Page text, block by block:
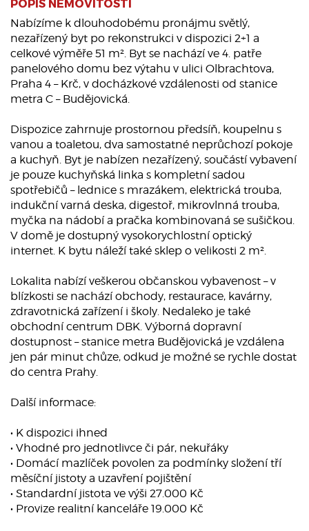
POPIS NEMOVITOSTI
Nabízíme k dlouhodobému pronájmu světlý,
nezařízený byt po rekonstrukci v dispozici 2+1 a
celkové výměře 51 m². Byt se nachází ve 4. patře
panelového domu bez výtahu v ulici Olbrachtova,
Praha 4 – Krč, v docházkové vzdálenosti od stanice
metra C – Budějovická.
Dispozice zahrnuje prostornou předsíň, koupelnu s
vanou a toaletou, dva samostatné neprůchozí pokoje
a kuchyň. Byt je nabízen nezařízený, součástí vybavení
je pouze kuchyňská linka s kompletní sadou
spotřebičů – lednice s mrazákem, elektrická trouba,
indukční varná deska, digestoř, mikrovlnná trouba,
myčka na nádobí a pračka kombinovaná se sušičkou.
V domě je dostupný vysokorychlostní optický
internet. K bytu náleží také sklep o velikosti 2 m².
Lokalita nabízí veškerou občanskou vybavenost – v
blízkosti se nachází obchody, restaurace, kavárny,
zdravotnická zařízení i školy. Nedaleko je také
obchodní centrum DBK. Výborná dopravní
dostupnost – stanice metra Budějovická je vzdálena
jen pár minut chůze, odkud je možné se rychle dostat
do centra Prahy.
Další informace:
• K dispozici ihned
• Vhodné pro jednotlivce či pár, nekuřáky
• Domácí mazlíček povolen za podmínky složení tří
měsíční jistoty a uzavření pojištění
• Standardní jistota ve výši 27.000 Kč
• Provize realitní kanceláře 19.000 Kč